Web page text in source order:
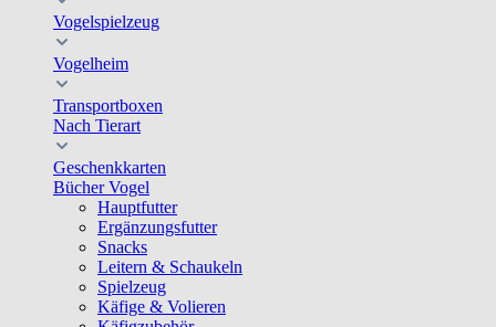
Vogelspielzeug
Vogelheim
Transportboxen
Nach Tierart
Geschenkkarten
Bücher Vogel
Hauptfutter
Ergänzungsfutter
Snacks
Leitern & Schaukeln
Spielzeug
Käfige & Volieren